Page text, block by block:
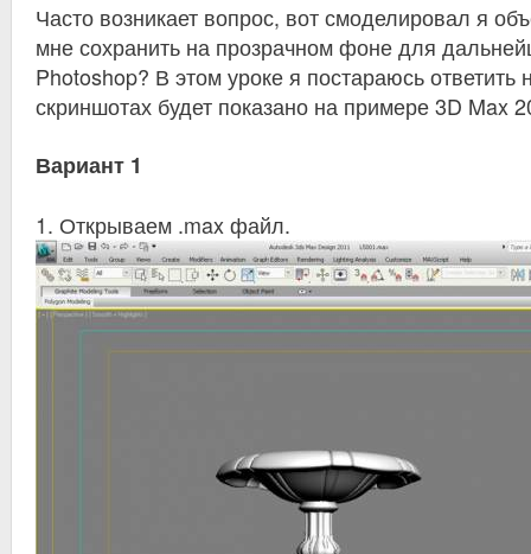
Часто возникает вопрос, вот смоделировал я
мне сохранить на прозрачном фоне для
Photoshop? В этом уроке я постараюсь
скриншотах будет показано на примере 3D Max
Вариант 1
1. Открываем .max файл.